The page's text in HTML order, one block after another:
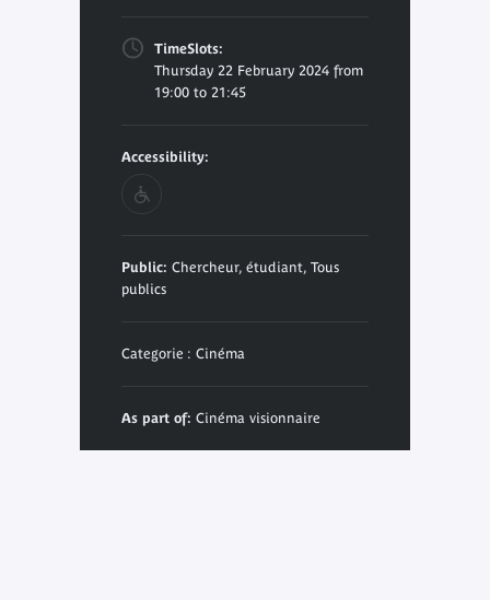
TimeSlots:
Thursday 22 February 2024 from
19:00 to 21:45
Accessibility:
Public: Chercheur, étudiant, Tous
publics
Categorie : Cinéma
As part of: Cinéma visionnaire